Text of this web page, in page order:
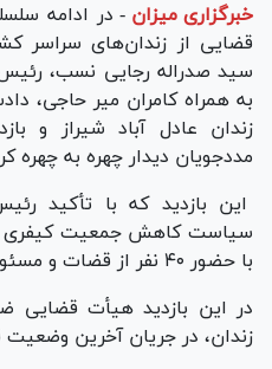
خبرگزاری میزان - در ادامه
قضایی از زندان‌های سراسر
سید صدراله رجایی نسب،
به همراه کامران میر حاجی،
زندان عادل آباد شیراز و
مددجویان دیدار چهره به چهره
این بازدید که با تأکید
سیاست کاهش جمعیت کیفری
با حضور ۴۰ نفر از قضات و مسئولان قضایی استان انجام شد.
در این بازدید هیأت
زندان، در جریان آخرین وضعیت